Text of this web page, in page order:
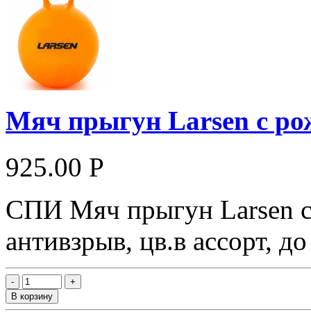
Мяч прыгун Larsen с
925.00 Р
СПИ Мяч прыгун Larsen
антивзрыв, цв.в ассорт,
В корзину